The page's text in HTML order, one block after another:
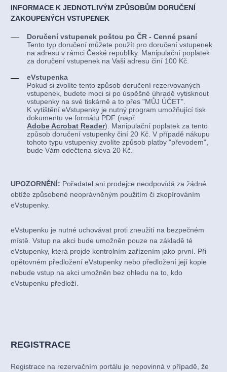
INFORMACE K JEDNOTLIVÝM ZPŮSOBŮM DORUČENÍ
ZAKOUPENÝCH VSTUPENEK
Doručení vstupenek poštou po ČR - Cenné psaní
Tento typ doručení můžete použít pro doručení vstupenek
na adresu v rámci České republiky. Manipulační poplatek
za doručení vstupenek na Vaši adresu činí 100 Kč.
eVstupenka
Pokud si zvolíte tento způsob doručení rezervovaných
vstupenek, budete moci si po úspěšné úhradě vytisknout
vstupenky na své tiskárně a to přes "MŮJ ÚČET".
K vytištění eVstupenky je nutný program umožňující tisk
dokumentu ve formátu PDF (např.
Adobe Acrobat Reader). Manipulační poplatek za tento
způsob doručení vstupenky činí 20 Kč. V případě nákupu
tohoto typu vstupenky zvolíte způsob platby "převodem",
bude Vám odečtena sleva 20 Kč.
UPOZORNĚNÍ: Pořadatel ani prodejce neodpovídá za žádné
obtíže způsobené neoprávněným použitím či zkopírováním
eVstupenky.
eVstupenku je nutné uchovávat proti zneužití na bezpečném
místě. Vstup na akci bude umožněn pouze na základě té
eVstupenky, která projde kontrolním zařízením jako první. Při
opětovném předložení eVstupenky nebo předložení její kopie
nebude vstup na akci umožněn bez ohledu na to, kdo
eVstupenku předloží.
REGISTRACE
Registrace na rezervačním portálu je nepovinná v případě, že